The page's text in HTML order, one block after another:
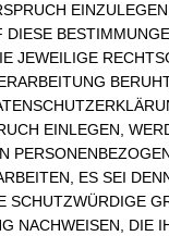
DIESE
JEWEILIGE
EINLEGEN,
ES SEI
SCHUTZWÜRDIGE
NACHWEISEN, DIE